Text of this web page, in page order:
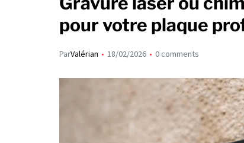
pour votre plaque
ParValérian 18/02/2026 0 comments